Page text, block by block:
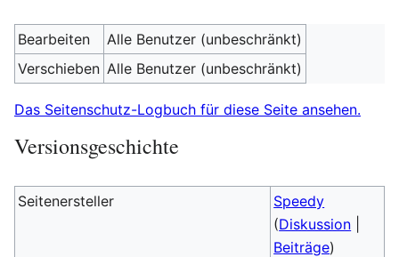
Bearbeiten
Alle Benutzer (unbeschränkt)
Verschieben Alle Benutzer (unbeschränkt)
Das Seitenschutz-Logbuch für diese Seite ansehen.
Versionsgeschichte
Seitenersteller
Speedy
(Diskussion
Beiträge)